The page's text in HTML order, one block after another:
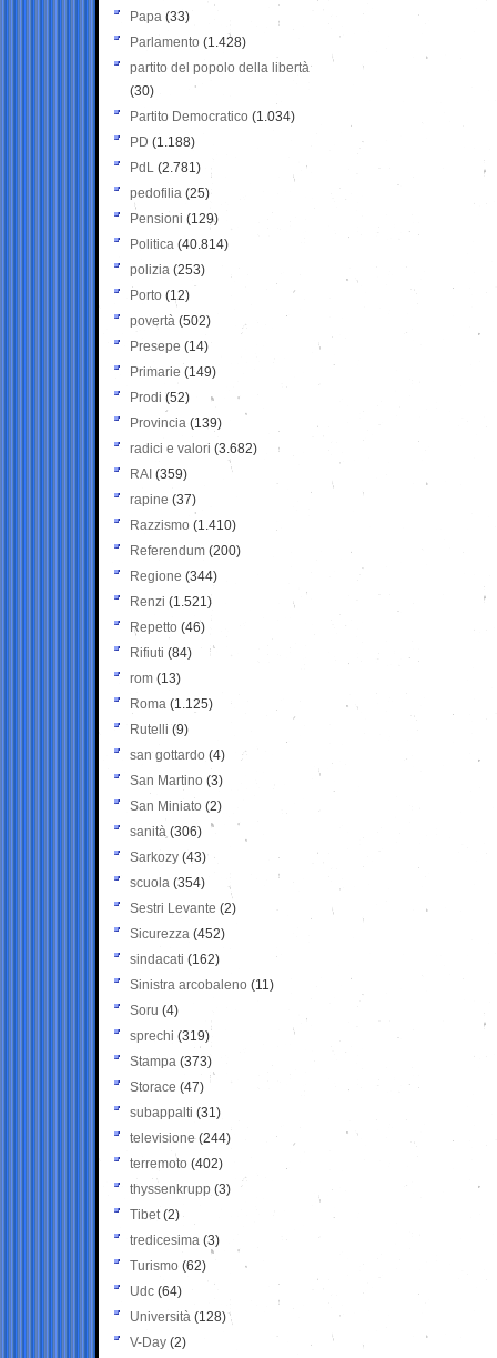
Papa (33)
Parlamento (1.428)
partito del popolo della libertà
(30)
Partito Democratico (1.034)
PD (1.188)
PdL (2.781)
pedofilia (25)
Pensioni (129)
Politica (40.814)
polizia (253)
Porto (12)
povertà (502)
Presepe (14)
Primarie (149)
Prodi (52)
Provincia (139)
radici e valori (3.682)
RAI (359)
rapine (37)
Razzismo (1.410)
Referendum (200)
Regione (344)
Renzi (1.521)
Repetto (46)
Rifiuti (84)
rom (13)
Roma (1.125)
Rutelli (9)
san gottardo (4)
San Martino (3)
San Miniato (2)
sanità (306)
Sarkozy (43)
scuola (354)
Sestri Levante (2)
Sicurezza (452)
sindacati (162)
Sinistra arcobaleno (11)
Soru (4)
sprechi (319)
Stampa (373)
Storace (47)
subappalti (31)
televisione(244)
terremoto (402)
thyssenkrupp (3)
Tibet(2)
tredicesima (3)
Turismo (62)
Udc (64)
Università (128)
V-Day (2)